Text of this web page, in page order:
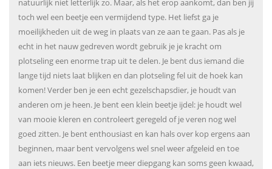
natuurlijk niet letterlijk zo. Maar, als het erop aankomt, dan ben jij
toch wel een beetje een vermijdend type. Het liefst ga je
moeilijkheden uit de weg in plaats van ze aan te gaan. Pas als je
echt in het nauw gedreven wordt gebruik je je kracht om
plotseling een enorme trap uit te delen. Je bent dus iemand die
lange tijd niets laat blijken en dan plotseling fel uit de hoek kan
komen! Verder ben je een echt gezelschapsdier, je houdt van
anderen om je heen. Je bent een klein beetje ijdel: je houdt wel
van mooie kleren en controleert geregeld of je veren nog wel
goed zitten. Je bent enthousiast en kan hals over kop ergens aan
beginnen, maar bent vervolgens wel snel weer afgeleid en toe
aan iets nieuws. Een beetje meer diepgang kan soms geen kwaad,